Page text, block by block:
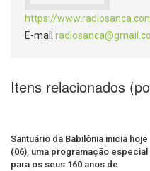
https://
E-mail
Itens relacionados
Santuário da Babilônia inicia hoje
(06), uma programação especial
para os seus 160 anos de